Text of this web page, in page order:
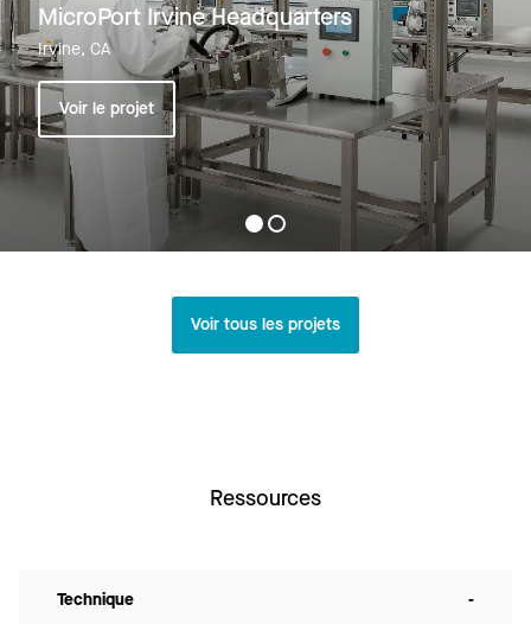
MicroPort Irvine Headquarters
Irvine, CA
Voir le projet
Voir tous les projets
Ressources
Technique -